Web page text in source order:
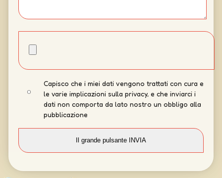
Capisco che i miei dati vengono trattati con cura e
le varie implicazioni sulla privacy, e che inviarci i
dati non comporta da lato nostro un obbligo alla
pubblicazione